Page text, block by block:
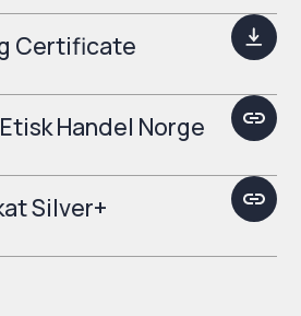
Certificate
Handel Norge
Silver+